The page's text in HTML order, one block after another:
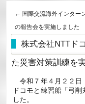
← 国際交流海外インター
の報告会を実施しました
株式会社NTTド
た災害対策訓練を
令和７年４月２２日
ドコモと練習船「弓
した。